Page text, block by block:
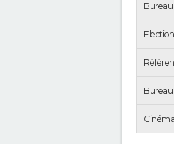
Bureau
Bureau